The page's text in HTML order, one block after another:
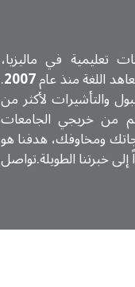
تعلیمیة في ماليزيا،
اللغة منذ عام2007
.
والتأشيرات لأكثر من
من خريجي الجامعات
ومخاوفك، هدفنا هو
خبرتنا الطويلة.تواصل